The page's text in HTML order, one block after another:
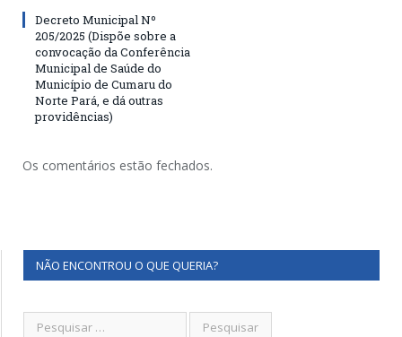
Decreto Municipal Nº
205/2025 (Dispõe sobre a
convocação da Conferência
Municipal de Saúde do
Município de Cumaru do
Norte Pará, e dá outras
providências)
Os comentários estão fechados.
NÃO ENCONTROU O QUE QUERIA?